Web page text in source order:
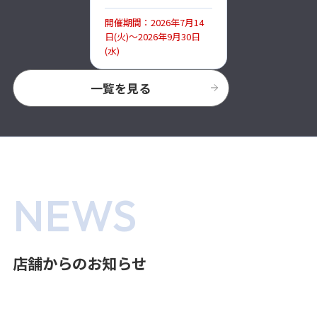
一覧を見る
開催期間：2026年7月14
日(火)～2026年9月30日
(水)
NEWS
店舗からのお知らせ